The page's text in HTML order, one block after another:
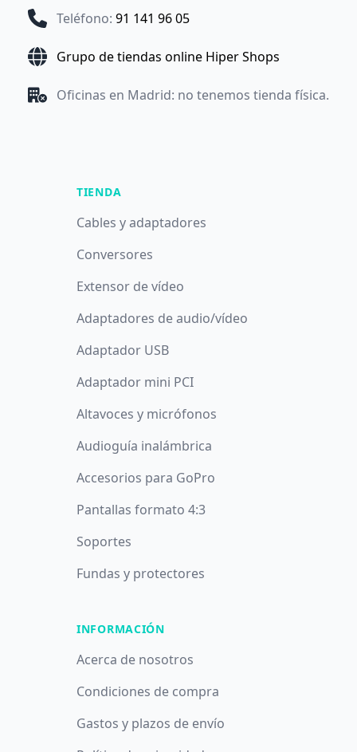
Teléfono: 91 141 96 05
Grupo de tiendas online Hiper Shops
Oficinas en Madrid: no tenemos tienda física.
TIENDA
Cables y adaptadores
Conversores
Extensor de vídeo
Adaptadores de audio/vídeo
Adaptador USB
Adaptador mini PCI
Altavoces y micrófonos
Audioguía inalámbrica
Accesorios para GoPro
Pantallas formato 4:3
Soportes
Fundas y protectores
INFORMACIÓN
Acerca de nosotros
Condiciones de compra
Gastos y plazos de envío